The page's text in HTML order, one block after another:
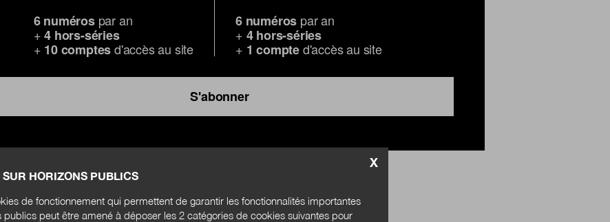
6 numérospar an
+4 hors-séries
+ 10 comptesd'accès au site
6 numéros par an
+ 4 hors-séries
+ 1 compted'accès au site
S'abonner
PUBLIQUE TERRITORIALE
X
SUR HORIZONS PUBLICS
de fonctionnement qui permettent de garantir les fonctionnalités importantes
publics peut être amené à déposer les 2 catégories de cookies suivantes pour